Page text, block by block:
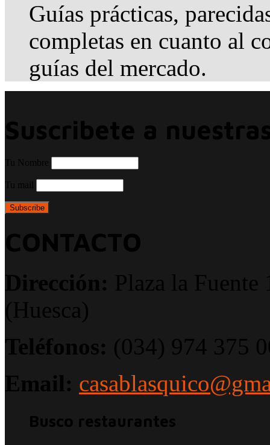
Guías prácticas,
completas en cuanto al
guías del mercado.
Suscribete a
Tu Nombre
Tu mail
CONTACTO
Dirección: Plaza la
(Huesca)
Teléfonos: (034) 974 375
Email:
Busco restaurantes